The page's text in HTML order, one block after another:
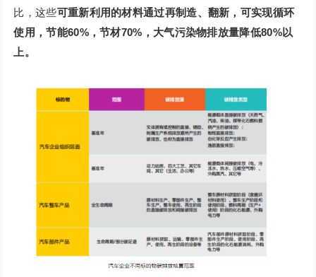
比，这些可重新利用的材料通过再制造、翻新，可实现循环
使用，节能60%，节材70%，大气污染物排放量降低80%以
上。